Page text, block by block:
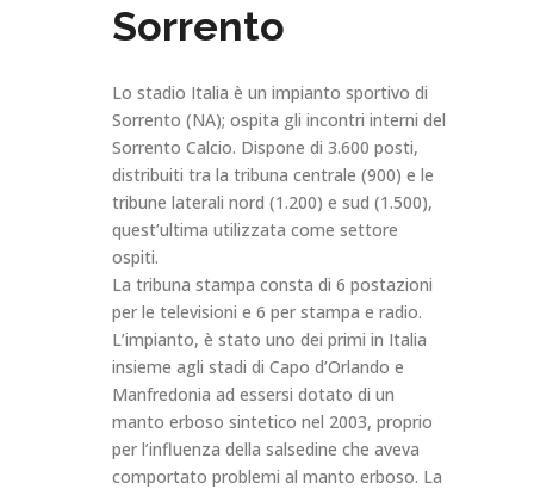
Sorrento
Lo stadio Italia è un impianto sportivo di
Sorrento (NA); ospita gli incontri interni del
Sorrento Calcio. Dispone di 3.600 posti,
distribuiti tra la tribuna centrale (900) e le
tribune laterali nord (1.200) e sud (1.500),
quest’ultima utilizzata come settore
ospiti.
La tribuna stampa consta di 6 postazioni
per le televisioni e 6 per stampa e radio.
L’impianto, è stato uno dei primi in Italia
insieme agli stadi di Capo d’Orlando e
Manfredonia ad essersi dotato di un
manto erboso sintetico nel 2003, proprio
per l’influenza della salsedine che aveva
comportato problemi al manto erboso. La